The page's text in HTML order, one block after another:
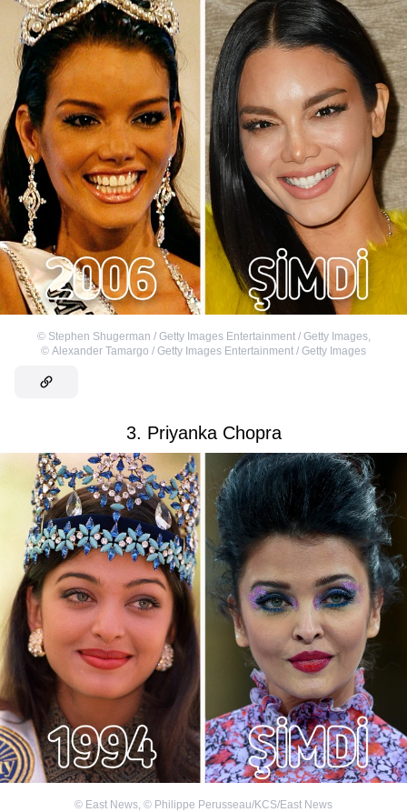
© Stephen Shugerman / Getty Images Entertainment / Getty Images,
© Alexander Tamargo / Getty Images Entertainment / Getty Images
3. Priyanka Chopra
© East News © Philippe Perusseau/KCS/East News